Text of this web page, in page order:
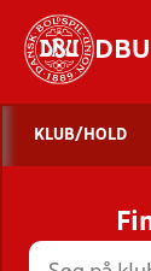
KLUB/HOLD